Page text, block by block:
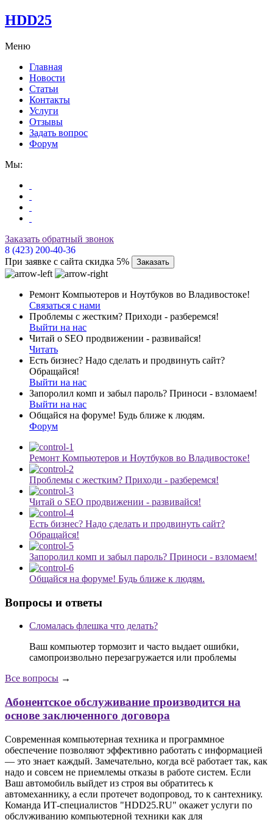
HDD25
Меню
Главная
Новости
Статьи
Контакты
Услуги
Отзывы
Задать вопрос
Форум
Мы:
Заказать обратный звонок
8 (423) 200-40-36
При заявке с сайта скидка 5%
Заказать
Ремонт Компьютеров и Ноутбуков во Владивостоке!
Связаться с нами
Проблемы с жестким? Приходи - разберемся!
Выйти на нас
Читай о SEO продвижении - развивайся!
Читать
Есть бизнес? Надо сделать и продвинуть сайт?
Обращайся!
Выйти на нас
Запоролил комп и забыл пароль? Приноси - взломаем!
Выйти на нас
Общайся на форуме! Будь ближе к людям.
Форум
Ремонт Компьютеров и Ноутбуков во Владивостоке!
Проблемы с жестким? Приходи - разберемся!
Читай о SEO продвижении - развивайся!
Есть бизнес? Надо сделать и продвинуть сайт?
Обращайся!
Запоролил комп и забыл пароль? Приноси - взломаем!
Общайся на форуме! Будь ближе к людям.
Вопросы и ответы
Сломалась флешка что делать?
Ваш компьютер тормозит и часто выдает ошибки,
самопроизвольно перезагружается или проблемы
Все вопросы →
Абонентское обслуживание производится на
основе заключенного договора
Современная компьютерная техника и программное
обеспечение позволяют эффективно работать с информацией
— это знает каждый. Замечательно, когда всё работает так, как
надо и совсем не приемлемы отказы в работе систем. Если
Ваш автомобиль выйдет из строя вы обратитесь к
автомеханнику, а если протечет водопровод, то к сантехнику.
Команда ИТ-специалистов "HDD25.RU" окажет услуги по
обслуживанию компьютерной техники как для